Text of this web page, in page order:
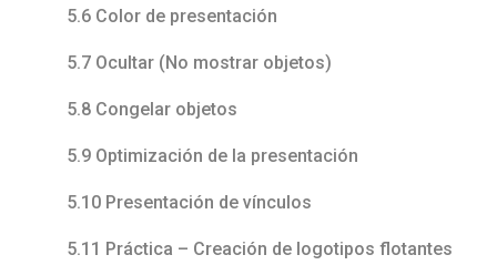
5.6 Color de presentación
5.7 Ocultar (No mostrar objetos)
5.8 Congelar objetos
5.9 Optimización de la presentación
5.10 Presentación de vínculos
5.11 Práctica – Creación de logotipos flotantes